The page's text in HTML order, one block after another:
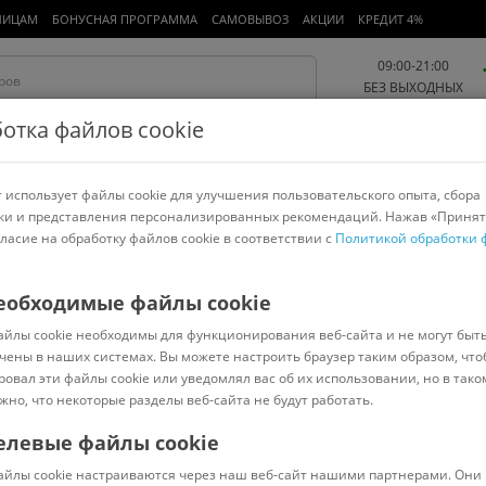
БОНУСНАЯ ПРОГРАММА САМОВЫВОЗ АКЦИИ КРЕДИТ 4%
09:00-21:00
БЕЗ ВЫХОДНЫХ
Работа и офис Авто и мото Детям и мамам Красота и
спорт
Код: 2867749
файлов cookie
файлы cookie для улучшения пользовательского опыта, сбора
и представления персонализированных рекомендаций. Нажав
на обработку файлов cookie в соответствии с Политикой обработки
файлы cookie
cookie необходимы для функционирования веб-сайта и не могут
в наших системах. Вы можете настроить браузер таким образом,
эти файлы cookie или уведомлял вас об их использовании, но в
что некоторые разделы веб-сайта не будут работать.
файлы cookie
cookie настраиваются через наш веб-сайт нашими партнерами. Они